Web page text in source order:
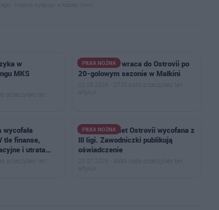
Możesz wyłączyć w każdej chwili.
w
MKS
przeczytało ten
PIŁKA NOŻNA
Antoni Polak wraca do Ostrovii po
20-golowym sezonie w Małkini
02.08.2026 · 2725 osób przeczytało ten
artykuł
wycofała
tle finanse,
i utrata…
przeczytało ten
PIŁKA NOŻNA
Drużyna kobiet Ostrovii wycofana z
III ligi. Zawodniczki publikują
oświadczenie
25.07.2026 · 4696 osób przeczytało ten
artykuł